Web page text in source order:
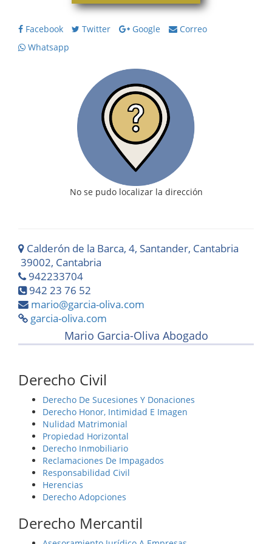
Facebook Twitter Google
Correo
Whatsapp
No se pudo localizar la dirección
Calderón de la Barca, 4, Santander, Cantabria
39002, Cantabria
942233704
942 23 76 52
mario@garcia-oliva.com
garcia-oliva.com
Mario Garcia-Oliva Abogado
Derecho Civil
Derecho De Sucesiones Y Donaciones
Derecho Honor, Intimidad E Imagen
Nulidad Matrimonial
Propiedad Horizontal
Derecho Inmobiliario
Reclamaciones De Impagados
Responsabilidad Civil
Herencias
Derecho Adopciones
Derecho Mercantil